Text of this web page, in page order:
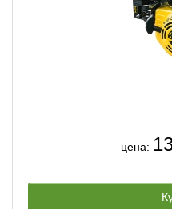
цена: